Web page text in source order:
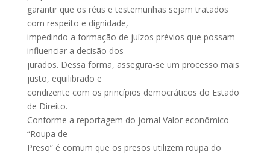
garantir que os réus e testemunhas sejam tratados
com respeito e dignidade,
impedindo a formação de juízos prévios que possam
influenciar a decisão dos
jurados. Dessa forma, assegura-se um processo mais
justo, equilibrado e
condizente com os princípios democráticos do Estado
de Direito.
Conforme a reportagem do jornal Valor econômico
“Roupa de
Preso” é comum que os presos utilizem roupa do